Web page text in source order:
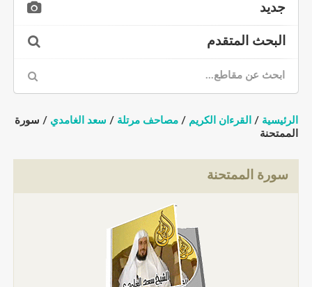
جديد
البحث المتقدم
الرئيسية / القرءان الكريم / مصاحف مرتلة / سعد الغامدي / سورة
الممتحنة
سورة الممتحنة